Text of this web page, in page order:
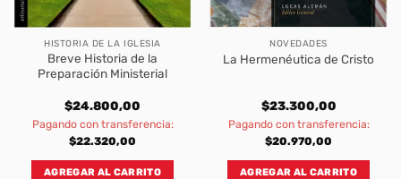
HISTORIA DE LA IGLESIA
Breve Historia de la
Preparación Ministerial
$24.800,00
Pagando con transferencia:
$22.320,00
AGREGAR AL CARRITO
NOVEDADES
La Hermenéutica de Cristo
$23.300,00
Pagando con transferencia:
$20.970,00
AGREGAR AL CARRITO